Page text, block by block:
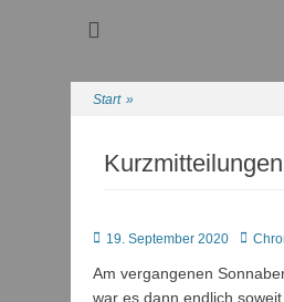
Regattasport und
Start »
Kurzmitteilungen
Posted
19. September 2020 Autor
Am vergangenen
war es dann endlich